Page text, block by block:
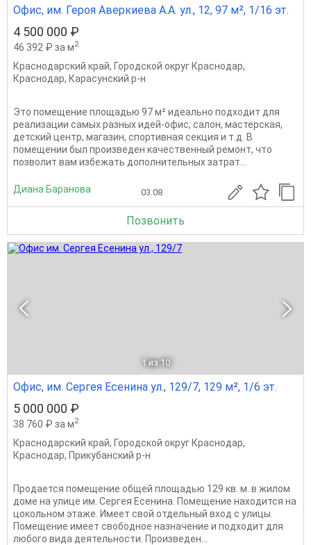
Офис, им. Героя Аверкиева А.А. ул., 12, 97 м², 1/16 эт.
4 500 000 ₽
46 392 ₽ за м2
Краснодарский край, Городской округ Краснодар,
Краснодар, Карасунский р-н
Это помещение площадью 97 м² идеально подходит для
реализации самых разных идей-офис, салон, мастерская,
детский центр, магазин, спортивная секция и т.д. В
помещении был произведен качественный ремонт, что
позволит вам избежать дополнительных затрат...
Диана Баранова 03.08
Позвонить
1 из 10
Офис, им. Сергея Есенина ул., 129/7, 129 м², 1/6 эт.
5 000 000 ₽
38 760 ₽ за м2
Краснодарский край, Городской округ Краснодар,
Краснодар, Прикубанский р-н
Продается помещение общей площадью 129 кв. м. в жилом
доме на улице им. Сергея Есенина. Помещение находится на
цокольном этаже. Имеет свой отдельный вход с улицы.
Помещение имеет свободное назначение и подходит для
любого вида деятельности. Произведен...